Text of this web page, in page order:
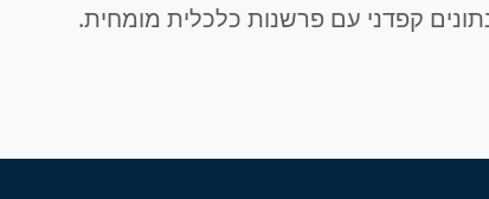
קפדני עם פרשנות כלכלית מומחית.